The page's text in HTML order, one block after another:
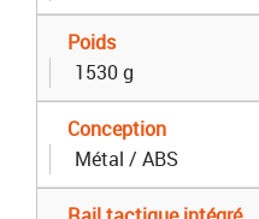
Poids
1530 g
Conception
Métal / ABS